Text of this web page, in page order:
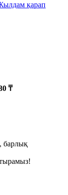
қарап
₸
барлық